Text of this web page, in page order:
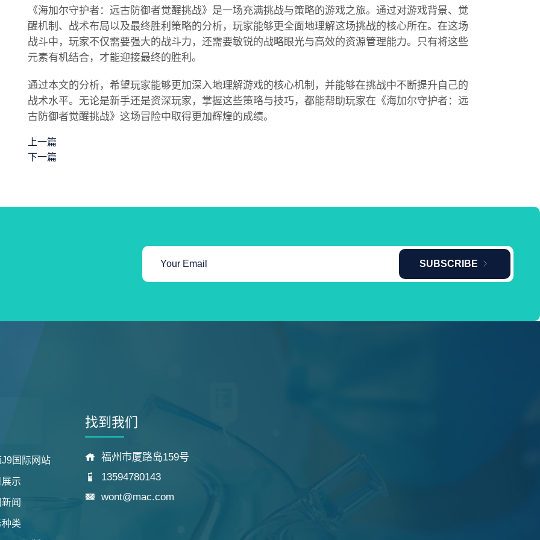
《海加尔守护者：远古防御者觉醒挑战》是一场充满挑战与策略的游戏之旅。通过对游戏背景、觉
醒机制、战术布局以及最终胜利策略的分析，玩家能够更全面地理解这场挑战的核心所在。在这场
战斗中，玩家不仅需要强大的战斗力，还需要敏锐的战略眼光与高效的资源管理能力。只有将这些
元素有机结合，才能迎接最终的胜利。
通过本文的分析，希望玩家能够更加深入地理解游戏的核心机制，并能够在挑战中不断提升自己的
战术水平。无论是新手还是资深玩家，掌握这些策略与技巧，都能帮助玩家在《海加尔守护者：远
古防御者觉醒挑战》这场冒险中取得更加辉煌的成绩。
上一篇
下一篇
SUBSCRIBE
国际网站
示
闻
类
找到我们
福州市厦路岛159号
13594780143
wont@mac.com